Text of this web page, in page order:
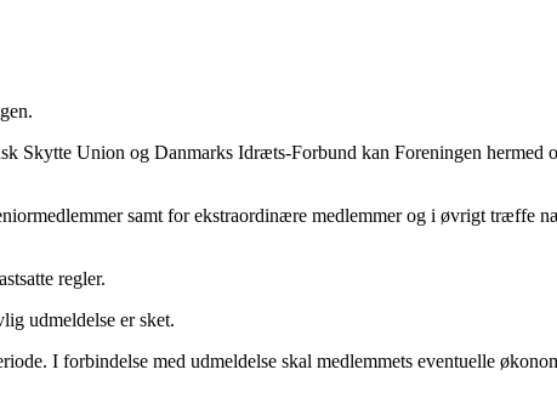
Union og Danmarks Idræts-Forbund kan Foreningen hermed
samt for ekstraordinære medlemmer og i øvrigt træffe
regler.
udmeldelse er sket.
I forbindelse med udmeldelse skal medlemmets eventuelle